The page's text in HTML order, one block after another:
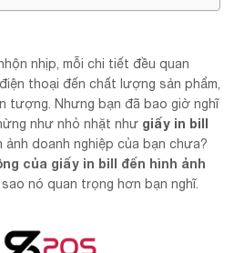
nhịp, mỗi chi tiết đều quan
thoại đến chất lượng sản phẩm,
tượng. Nhưng bạn đã bao giờ nghĩ
như nhỏ nhặt như giấy in bill
doanh nghiệp của bạn chưa?
của giấy in bill đến hình ảnh
nó quan trọng hơn bạn nghĩ.